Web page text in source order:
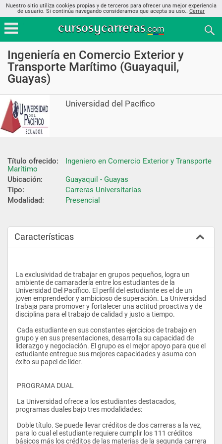
Nuestro sitio utiliza cookies propias y de terceros para ofrecer una mejor experiencia
de usuario. Si continúa navegando consideramos que acepta su uso.. Cerrar
Ingeniería en Comercio Exterior y
Transporte Marítimo (Guayaquil,
Guayas)
Universidad del Pacífico
Título ofrecido:
Ingeniero en Comercio Exterior y Transporte
Marítimo
Ubicación:
Guayaquil - Guayas
Tipo:
Carreras Universitarias
Modalidad:
Presencial
Características
La exclusividad de trabajar en grupos pequeños, logra un
ambiente de camaradería entre los estudiantes de la
Universidad Del Pacífico. El perfil del estudiante es el de un
joven emprendedor y ambicioso de superación. La Universidad
trabaja para promover y fortalecer una actitud proactiva y de
disciplina para el trabajo de calidad y justo a tiempo.
grupo y en sus presentaciones, desarrolla su capacidad de
liderazgo y negociación. El grupo es el mejor apoyo para que el
estudiante entregue sus mejores capacidades y asuma con
éxito su papel de líder.
PROGRAMA DUAL
programas duales bajo tres modalidades:
para lo cual el estudiante requiere cumplir los 111 créditos
básicos más los créditos de las materias de la segunda carrera